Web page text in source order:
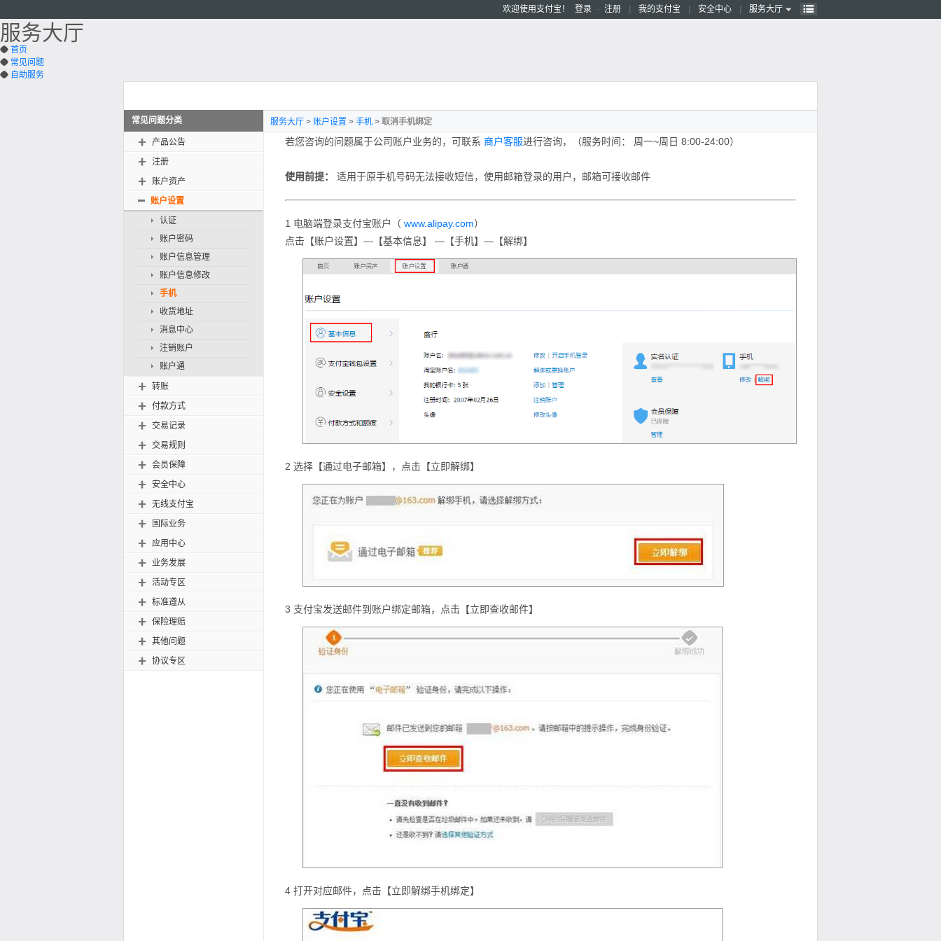
欢迎使用支付宝！ 登录 - 注册 我的支付宝 安全中心 服务大厅  
服务大厅
 首页
 常见问题
 自助服务
常见问题分类
 产品公告
 注册

账户资产
账户设置
认证
账户密码
账户信息管理
账户信息修改
手机
收货地址
消息中心
注销账户
账户通
 转账
 付款方式
 交易记录
 交易规则
 会员保障
 安全中心
 无线支付宝
 国际业务
 应用中心
 业务发展
 活动专区
 标准遵从
 保险理赔
 其他问题
 协议专区
服务大厅 > 账户设置 > 手机 > 取消手机绑定
若您咨询的问题属于公司账户业务的，可联系 商户客服进行咨询，（服务时间： 周一~周日 8:00-24:00）
使用前提： 适用于原手机号码无法接收短信，使用邮箱登录的用户，邮箱可接收邮件
1 电脑端登录支付宝账户（ www.alipay.com）
点击【账户设置】—【基本信息】 — 【手机】—【解绑】
2 选择【通过电子邮箱】，点击【立即解绑】
3 支付宝发送邮件到账户绑定邮箱，点击【立即查收邮件】
4 打开对应邮件，点击【立即解绑手机绑定】